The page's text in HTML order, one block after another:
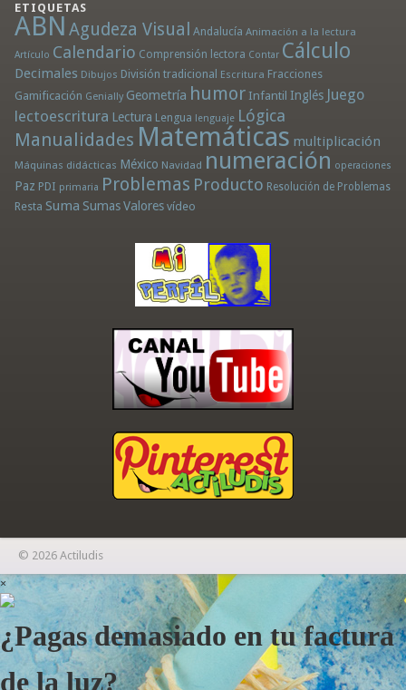
ETIQUETAS
ABN Agudeza Visual Andalucía Animación a la lectura
Artículo Calendario Comprensión lectora Contar Cálculo
Decimales Dibujos División tradicional Escritura Fracciones
Gamificación Genially Geometría humor Infantil Inglés Juego
lectoescritura Lectura Lengua lenguaje Lógica
Manualidades Matemáticas multiplicación
Máquinas didácticas México Navidad numeración operaciones
Paz PDI primaria Problemas Producto Resolución de Problemas
Resta Suma Sumas Valores vídeo
© 2026 Actiludis
×
¿Pagas demasiado en tu factura
de la luz?